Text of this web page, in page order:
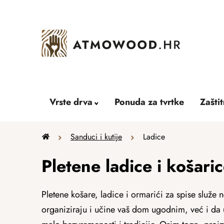
Vrste drva Ponuda za tvrtke
Home Sanduci i kutije Ladice
Pletene ladice i
Pletene košare, ladice i ormarići za spise služe
organiziraju i učine vaš dom ugodnim, već i da